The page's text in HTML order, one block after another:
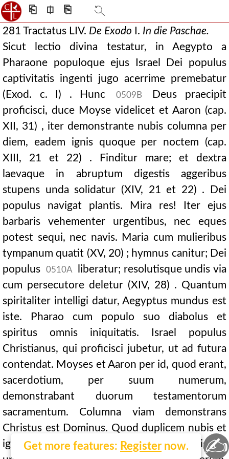
⎗ ⎅ ⎘
281 Tractatus LIV. De Exodo I. In die Paschae.
Sicut lectio divina testatur, in Aegypto a
Pharaone populoque ejus Israel Dei populus
captivitatis ingenti jugo acerrime premebatur
(Exod. c. I) . Hunc
0509B
Deus praecipit
proficisci, duce Moyse videlicet et Aaron (cap.
XII, 31) , iter demonstrante nubis columna per
diem, eadem ignis quoque per noctem (cap.
XIII, 21 et 22) . Finditur mare; et dextra
laevaque in abruptum digestis aggeribus
stupens unda solidatur (XIV, 21 et 22) . Dei
populus navigat plantis. Mira res! Iter ejus
barbaris vehementer urgentibus, nec eques
potest sequi, nec navis. Maria cum mulieribus
tympanum quatit (XV, 20) ; hymnus canitur; Dei
populus
0510A
liberatur; resolutisque undis via
cum persecutore deletur (XIV, 28) . Quantum
spiritaliter intelligi datur, Aegyptus mundus est
iste. Pharao cum populo suo diabolus et
spiritus omnis iniquitatis. Israel populus
Christianus, qui proficisci jubetur, ut ad futura
contendat. Moyses et Aaron per id, quod erant,
sacerdotium, per suum numerum,
demonstrabant duorum testamentorum
sacramentum. Columna viam demonstrans
Christus est Dominus. Quod duplicem nubis et
ignis imaginem gerit, judicia duo designat,
Get more features: Register now. ✍